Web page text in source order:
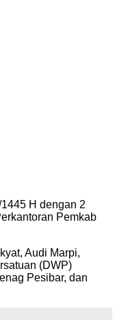
H dengan 2
Pemkab
Audi Marpi,
(DWP)
Pesibar, dan